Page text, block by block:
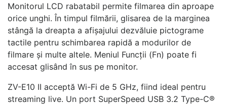
Monitorul LCD rabatabil permite filmarea din aproape
orice unghi. În timpul filmării, glisarea de la marginea
stângă la dreapta a afișajului dezvăluie pictograme
tactile pentru schimbarea rapidă a modurilor de
filmare și multe altele. Meniul Funcții (Fn) poate fi
accesat glisând în sus pe monitor.
ZV-E10 II acceptă Wi-Fi de 5 GHz, fiind ideal pentru
streaming live. Un port SuperSpeed ​​USB 3.2 Type-C®